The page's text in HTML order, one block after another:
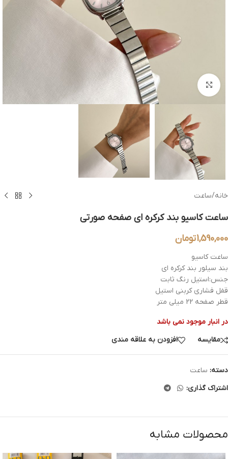
بزرگنمایی تصویر
خانه/ساعت
ساعت کاسیو بند کرکره ای صفحه صورتی
1,590,000تومان
ساعت کاسیو
بند سیلور بند کرکره ای
جنس:استیل رنگ ثابت
قفل فشاری کربنی استیل
قطر صفحه 22 میلی متر
در انبار موجود نمی باشد
مقایسه
افزودن به علاقه مندی
دسته: ساعت
اشتراک گذاری:
محصولات مشابه